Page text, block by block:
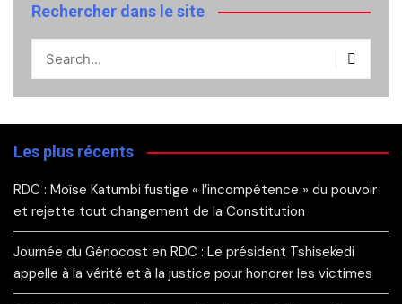
Rechercher dans le site
Les plus récents
RDC : Moïse Katumbi fustige « l’incompétence » du pouvoir
et rejette tout changement de la Constitution
Journée du Génocost en RDC : Le président Tshisekedi
appelle à la vérité et à la justice pour honorer les victimes